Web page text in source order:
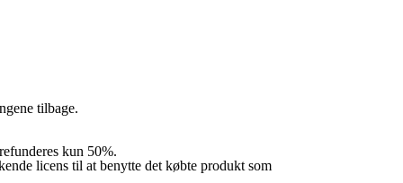
tilbage.
kun 50%.
licens til at benytte det købte produkt som